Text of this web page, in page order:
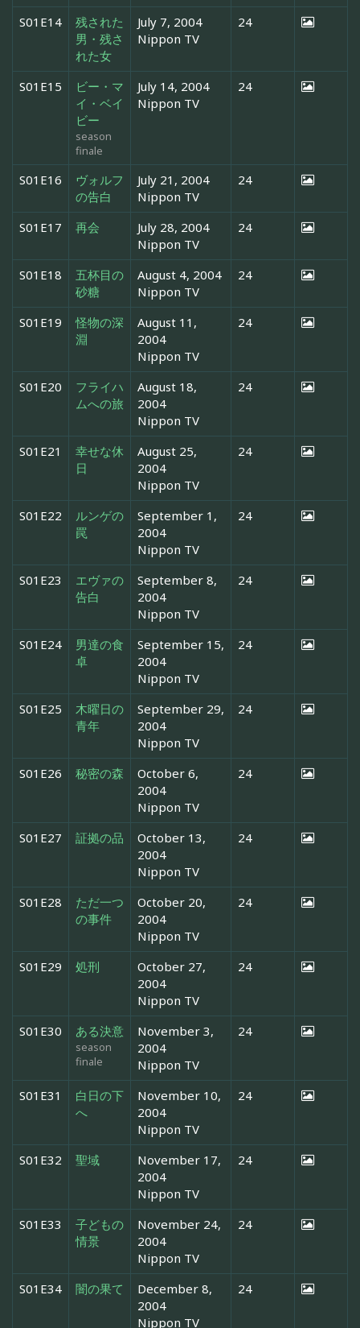
S01E14
残された
男・残さ
れた女
July 7, 2004
Nippon TV
24
S01E15
ビー・マ
イ・ベイ
ビー
season
finale
July 14, 2004
Nippon TV
24
S01E16
ヴォルフ
の告白
July 21, 2004
Nippon TV
24
S01E17 再会
July 28, 2004
Nippon TV
24
S01E18
五杯目の
砂糖
August 4, 2004
Nippon TV
24
S01E19
怪物の深
淵
August 11,
2004
Nippon TV
24
S01E20
フライハ
ムへの旅
August 18,
2004
Nippon TV
24
S01E21
幸せな休
日
August 25,
2004
Nippon TV
24
S01E22
ルンゲの
罠
September 1,
2004
Nippon TV
24
S01E23
エヴァの
告白
September 8,
2004
Nippon TV
24
S01E24
男達の食
卓
September 15,
2004
Nippon TV
24
S01E25
木曜日の
青年
September 29,
2004
Nippon TV
24
S01E26 秘密の森
October 6,
2004
Nippon TV
24
S01E27 証拠の品
October 13,
2004
Nippon TV
24
S01E28
ただ一つ
の事件
October 20,
2004
Nippon TV
24
S01E29 処刑
October 27,
2004
Nippon TV
24
S01E30 ある決意
season
finale
November 3,
2004
Nippon TV
24
S01E31
白日の下
へ
November 10,
2004
Nippon TV
24
S01E32 聖域
November 17,
2004
Nippon TV
24
S01E33
子どもの
情景
November 24,
2004
Nippon TV
24
S01E34 闇の果て
December 8,
2004
Nippon TV
24